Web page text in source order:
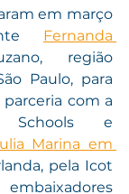
em março
Fernanda
região
Paulo, para
parceria com a
Schools e
Marina em
pela Icot